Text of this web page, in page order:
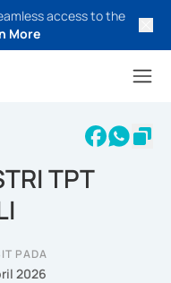
access to the
More
TPT
PADA
2026